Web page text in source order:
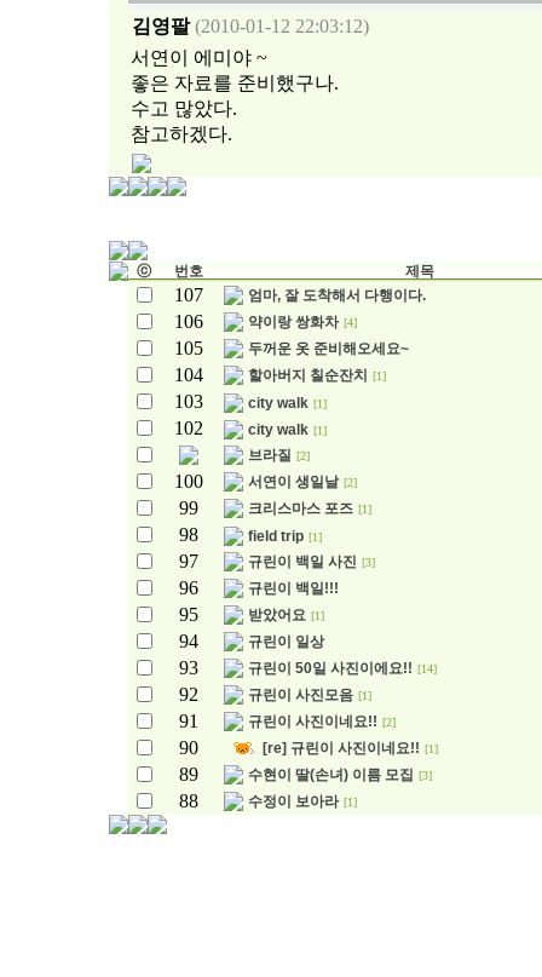
김영팔 (2010-01-12 22:03:12)
서연이 에미야 ~
좋은 자료를 준비했구나.
수고 많았다.
참고하겠다.
ⓒ 번호 제목
107 엄마, 잘 도착해서 다행이다.
106 약이랑 쌍화차 [4]
105 두꺼운 옷 준비해오세요~
104 할아버지 칠순잔치 [1]
103 city walk [1]
102 city walk [1]
브라질 [2]
100 서연이 생일날 [2]
99 크리스마스 포즈 [1]
98 field trip [1]
97 규린이 백일 사진 [3]
96 규린이 백일!!!
95 받았어요 [1]
94 규린이 일상
93 규린이 50일 사진이에요!! [14]
92 규린이 사진모음 [1]
91 규린이 사진이네요!! [2]
90 [re] 규린이 사진이네요!! [1]
89 수현이 딸(손녀) 이름 모집 [3]
88 수정이 보아라 [1]